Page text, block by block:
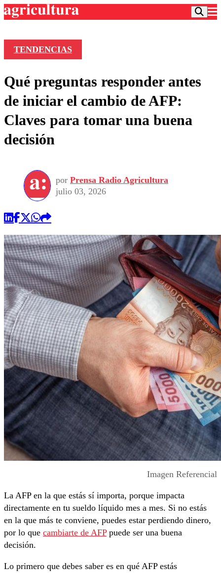
Frecuencias
Agricultura TV
Deportes
Colo Colo
Torneo Internacional
Torneo Nacional
Entretención
Internacional
Nacional
Programas
Comercial
TENDENCIAS
Qué preguntas responder antes
de iniciar el cambio de AFP:
Claves para tomar una buena
decisión
por Prensa Radio Agricultura
julio 03, 2026
Imagen Referencial
La AFP en la que estás sí importa, porque impacta
directamente en tu sueldo líquido mes a mes. Si no estás
en la que más te conviene, puedes estar perdiendo dinero,
por lo que cambiarte de AFPpuede ser una buena
decisión.
Lo primero que debes saber es en qué AFP estás